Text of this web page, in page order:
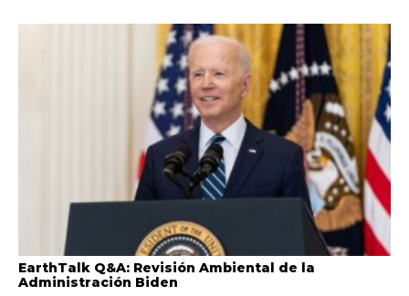
EarthTalk Q&A: Revisión Ambiental de la
Administración Biden